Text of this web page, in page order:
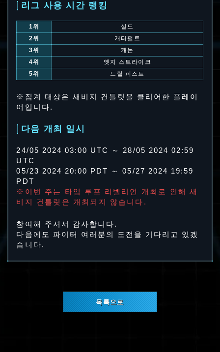
리그 사용 시간 랭킹
1위
실드
2위
캐터펄트
3위
캐논
4위
엣지 스트라이크
5위
드릴 피스트
※집계 대상은 새비지 건틀릿을 클리어한 플레이
어입니다.
다음 개최 일시
24/05 2024 03:00 UTC ～ 28/05 2024 02:59
UTC
05/23 2024 20:00 PDT ～ 05/27 2024 19:59
PDT
※이번 주는 타임 루프 리벨리언 개최로 인해 새
비지 건틀릿은 개최되지 않습니다.
참여해 주셔서 감사합니다.
다음에도 파이터 여러분의 도전을 기다리고 있겠
습니다.
목록으로